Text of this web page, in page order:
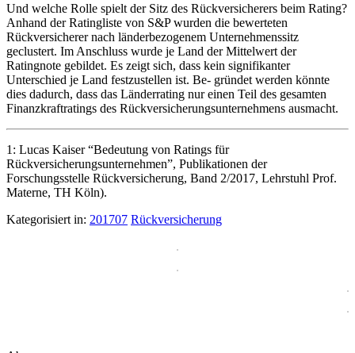
Und welche Rolle spielt der Sitz des Rückversicherers beim Rating?
Anhand der Ratingliste von S&P wurden die bewerteten
Rückversicherer nach länderbezogenem Unternehmenssitz
geclustert. Im Anschluss wurde je Land der Mittelwert der
Ratingnote gebildet. Es zeigt sich, dass kein signifikanter
Unterschied je Land festzustellen ist. Be- gründet werden könnte
dies dadurch, dass das Länderrating nur einen Teil des gesamten
Finanzkraftratings des Rückversicherungsunternehmens ausmacht.
1: Lucas Kaiser “Bedeutung von Ratings für
Rückversicherungsunternehmen”, Publikationen der
Forschungsstelle Rückversicherung, Band 2/2017, Lehrstuhl Prof.
Materne, TH Köln).
Kategorisiert in: 201707 Rückversicherung